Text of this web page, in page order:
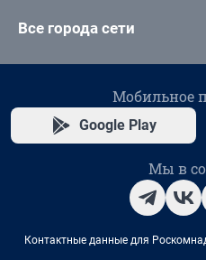
Все города сети
Мобильное
Google Play
Мы в
Контактные данные для